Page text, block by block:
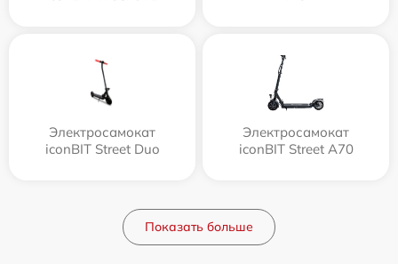
Электросамокат
iconBIT Street Duo
Электросамокат
iconBIT Street A70
Показать больше